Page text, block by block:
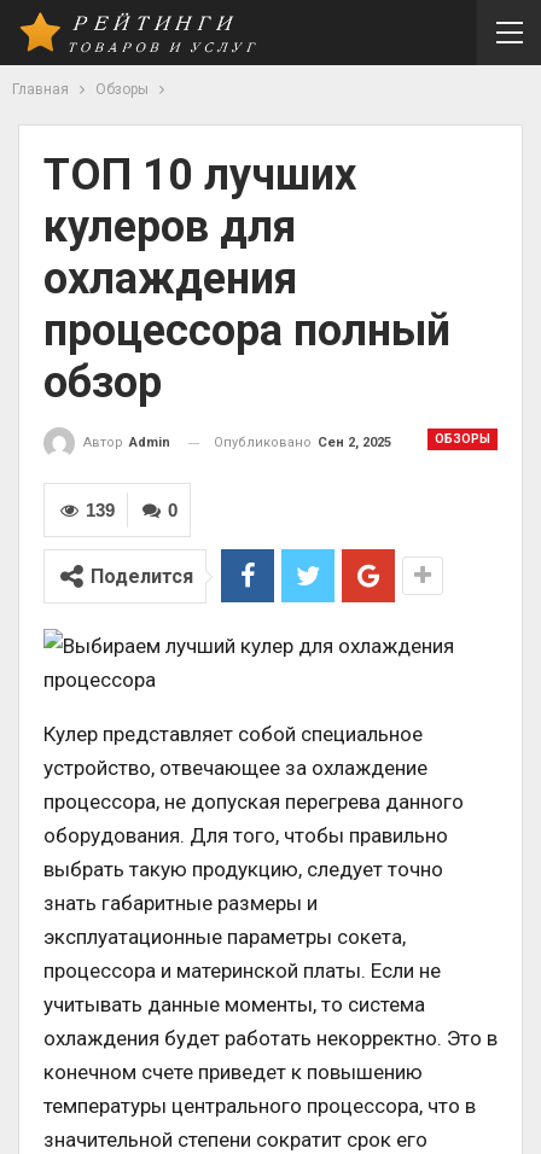
Главная Обзоры
ТОП 10 лучших
кулеров для
охлаждения
процессора полный
обзор
ОБЗОРЫ
Автор Admin Опубликовано Сен 2, 2025
0
139
Поделится
Кулер представляет собой специальное
устройство, отвечающее за охлаждение
процессора, не допуская перегрева данного
оборудования. Для того, чтобы правильно
выбрать такую продукцию, следует точно
знать габаритные размеры и
эксплуатационные параметры сокета,
процессора и материнской платы. Если не
учитывать данные моменты, то система
охлаждения будет работать некорректно. Это в
конечном счете приведет к повышению
температуры центрального процессора, что в
значительной степени сократит срок его